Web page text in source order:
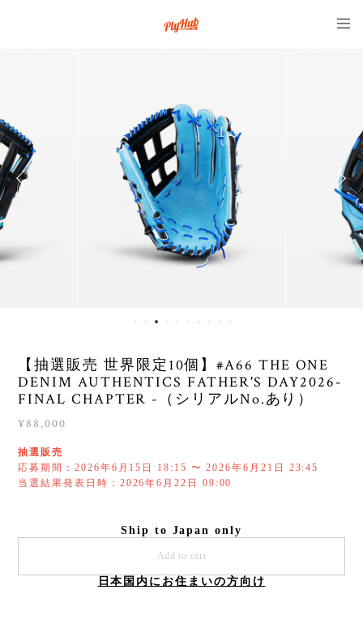
【抽選販売 世界限定10個】#A66 THE ONE
DENIM AUTHENTICS FATHER'S DAY2026-
FINAL CHAPTER -（シリアルNo.あり）
¥88,000
抽選販売
応募期間：2026年6月15日 18:15 〜 2026年6月21日 23:45
当選結果発表日時：2026年6月22日 09:00
Ship to Japan only
Add to cart
日本国内にお住まいの方向け